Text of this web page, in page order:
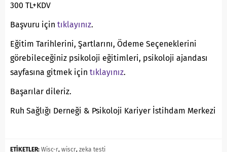
300 TL+KDV
Başvuru için tıklayınız.
Eğitim Tarihlerini, Şartlarını, Ödeme Seçeneklerini
görebileceğiniz psikoloji eğitimleri, psikoloji ajandası
sayfasına gitmek için tıklayınız.
Başarılar dileriz.
Ruh Sağlığı Derneği & Psikoloji Kariyer İstihdam Merkezi
ETİKETLER: Wisc-r, wiscr, zeka testi